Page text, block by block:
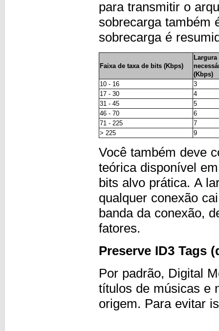
para transmitir o
sobrecarga também
sobrecarga é
Faixa de taxa de bits (Kbps)
(Kbps)
10 - 16
3
17 - 30
4
31 - 45
5
46 - 70
6
71 - 225
7
> 225
9
Você também deve
teórica disponível
bits alvo prática. A
qualquer conexão
banda da conexão,
fatores.
Preserve ID3 Tags
Por padrão, Digital
títulos de músicas e
origem. Para evitar